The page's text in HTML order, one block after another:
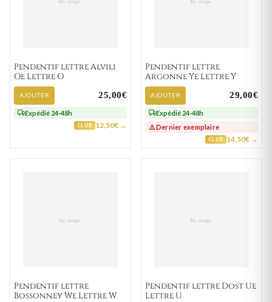
Pendentif lettre Alvili
Oe Lettre O
AJOUTER 25,00€
Expédié 24-48h
CLUB 12,50€ →
Pendentif lettre
Argonne Ye Lettre Y
AJOUTER 29,00€
Expédié 24-48h
⚠️ Dernier exemplaire
CLUB 14,50€ →
Pendentif lettre
Bossonney We Lettre W
Pendentif lettre Dost Ue
Lettre U